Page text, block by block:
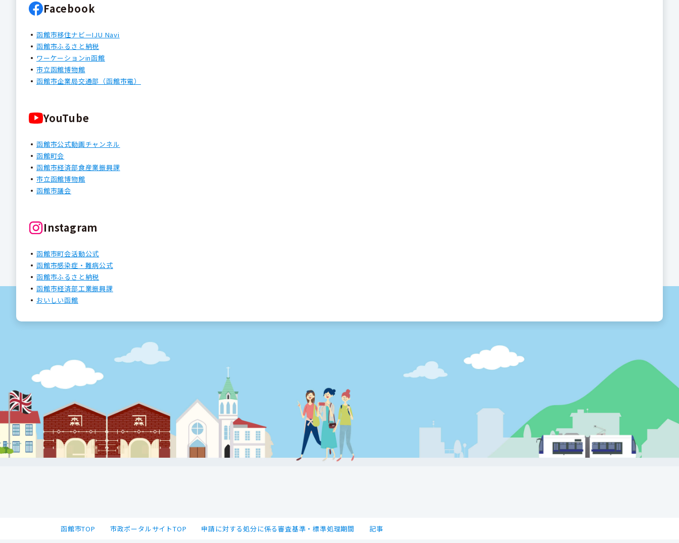
Facebook
函館市移住ナビーIJU Navi
函館市ふるさと納税
ワーケーションin函館
市立函館博物館
函館市企業局交通部（函館市電）
YouTube
函館市公式動画チャンネル
函館町会
函館市経済部食産業振興課
市立函館博物館
函館市議会
Instagram
函館市町会活動公式
函館市感染症・難病公式
函館市ふるさと納税
函館市経済部工業振興課
おいしい函館
函館市TOP 市政ポータルサイトTOP 申請に対する処分に係る審査基準・標準処理期間 記事